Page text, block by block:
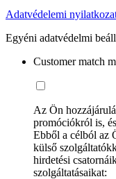
Adatvédelemi
Egyéni adatvédelmi
Customer match
Az Ön
promóciókról is,
Ebből a célból az
külső
hirdetési
szolgáltatásaikat: